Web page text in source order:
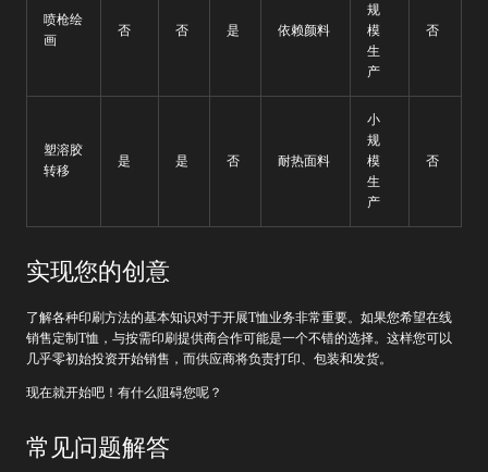
喷枪绘
画
否 否 是 依赖颜料
规
模
生
产
否
塑溶胶
转移
是 是 否 耐热面料
小
规
模
生
产
否
实现您的创意
了解各种印刷方法的基本知识对于开展T恤业务非常重要。如果您希望在线
销售定制T恤，与按需印刷提供商合作可能是一个不错的选择。这样您可以
几乎零初始投资开始销售，而供应商将负责打印、包装和发货。
现在就开始吧！有什么阻碍您呢？
常见问题解答